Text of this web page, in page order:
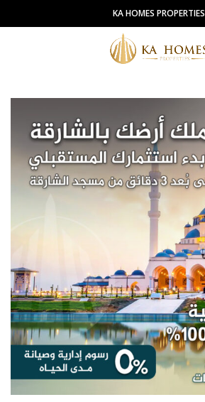
KA HOMES PROPERTIES